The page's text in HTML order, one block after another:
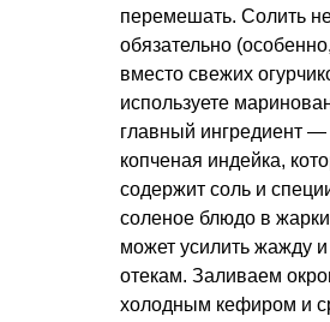
перемешать. Солить
обязательно
вместо свежих
используете
главный ингредиент
копченая индейка,
содержит соль и
соленое блюдо в
может усилить жажду и
отекам. Заливаем
холодным кефиром и